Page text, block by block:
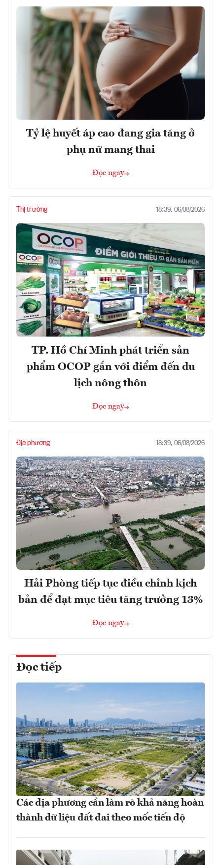
Tỷ lệ huyết áp cao đang gia tăng ở
phụ nữ mang thai
Đọc ngay
Thị trường 18:39, 06/08/2026
TP. Hồ Chí Minh phát triển sản
phẩm OCOP gắn với điểm đến du
lịch nông thôn
Đọc ngay
Địa phương 18:39, 06/08/2026
Hải Phòng tiếp tục điều chỉnh kịch
bản để đạt mục tiêu tăng trưởng 13%
Đọc ngay
Đọc tiếp
Các địa phương cần làm rõ khả năng hoàn
thành dữ liệu đất đai theo mốc tiến độ